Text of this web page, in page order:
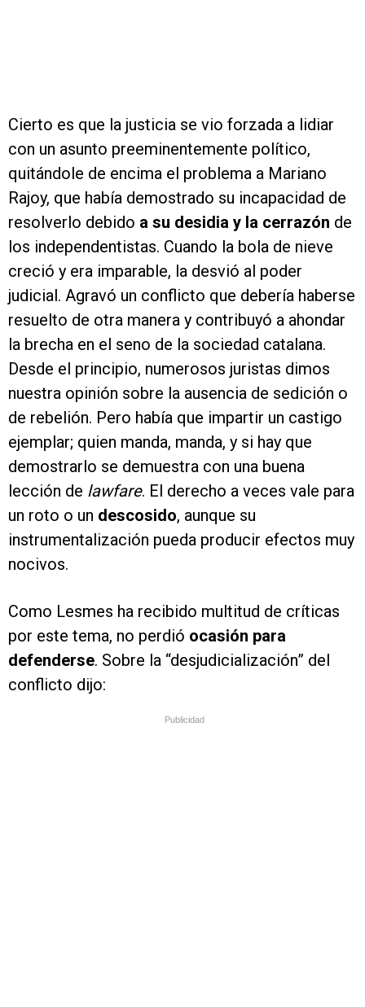
Cierto es que la justicia se vio forzada a lidiar
con un asunto preeminentemente político,
quitándole de encima el problema a Mariano
Rajoy, que había demostrado su incapacidad de
resolverlo debido a su desidia y la cerrazón de
los independentistas. Cuando la bola de nieve
creció y era imparable, la desvió al poder
judicial. Agravó un conflicto que debería haberse
resuelto de otra manera y contribuyó a ahondar
la brecha en el seno de la sociedad catalana.
Desde el principio, numerosos juristas dimos
nuestra opinión sobre la ausencia de sedición o
de rebelión. Pero había que impartir un castigo
ejemplar; quien manda, manda, y si hay que
demostrarlo se demuestra con una buena
lección de lawfare. El derecho a veces vale para
un roto o un descosido, aunque su
instrumentalización pueda producir efectos muy
nocivos.
Como Lesmes ha recibido multitud de críticas
por este tema, no perdió ocasión para
defenderse. Sobre la “desjudicialización” del
conflicto dijo:
Publicidad